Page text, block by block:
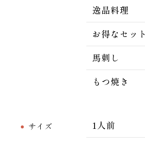
逸品料理
お得なセット
馬刺し
もつ焼き
サイズ
1人前